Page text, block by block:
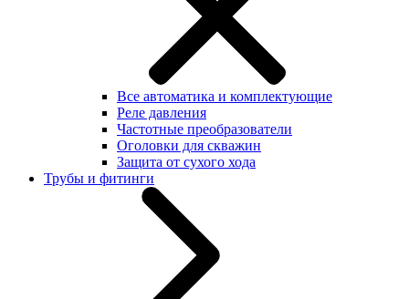
Все автоматика и комплектующие
Реле давления
Частотные преобразователи
Оголовки для скважин
Защита от сухого хода
Трубы и фитинги